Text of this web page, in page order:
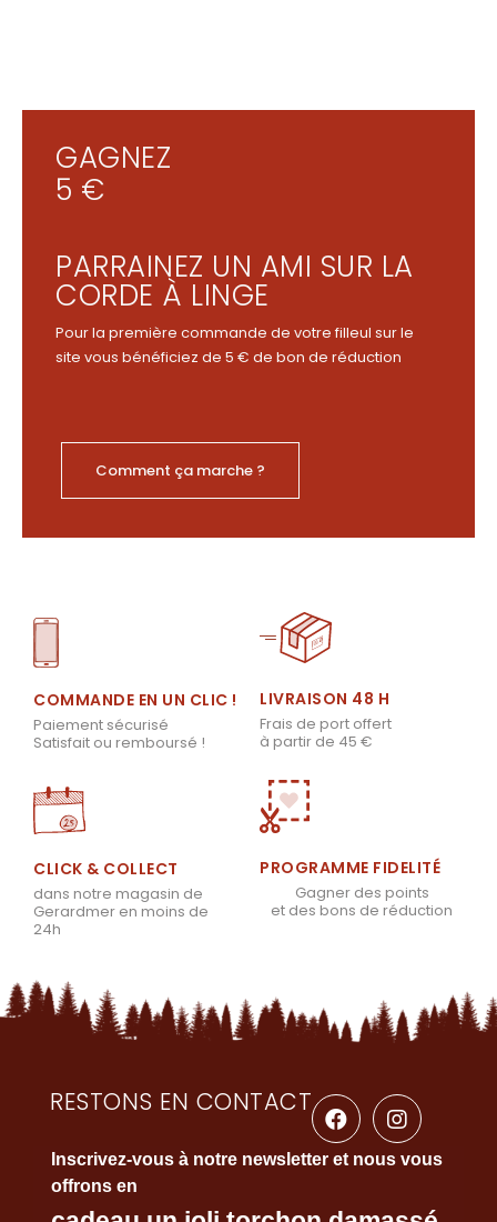
GAGNEZ
5 €
PARRAINEZ UN AMI SUR LA
CORDE À LINGE
Pour la première commande de votre filleul sur le
site vous bénéficiez de 5 € de bon de réduction
Comment ça marche ?
COMMANDE EN UN CLIC !
Paiement sécurisé
Satisfait ou remboursé !
LIVRAISON 48 H
Frais de port offert
à partir de 45 €
CLICK & COLLECT
dans notre magasin de
Gerardmer en moins de
24h
PROGRAMME FIDELITÉ
Gagner des points
et des bons de réduction
RESTONS EN CONTACT
Inscrivez-vous à notre newsletter et nous vous
offrons en